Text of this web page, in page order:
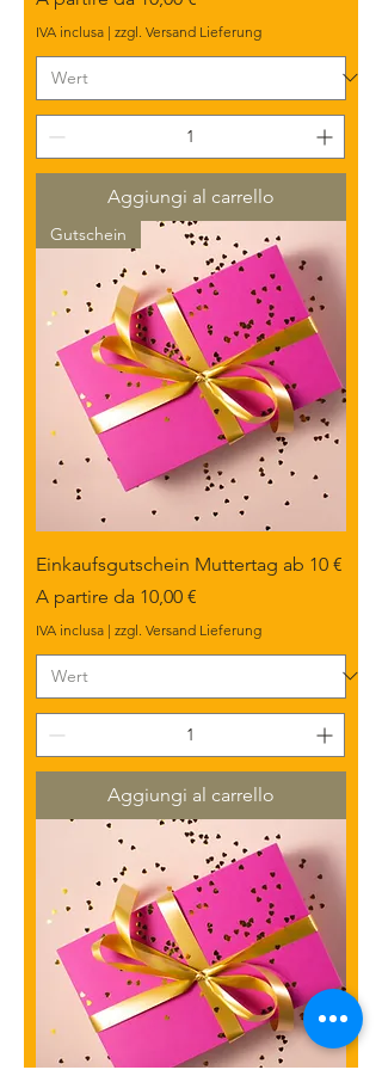
IVA inclusa | zzgl. Versand Lieferung
Aggiungi al carrello
Gutschein
Einkaufsgutschein Muttertag ab 10 €
A partire da 10,00 €
Prezzo scontato
IVA inclusa | zzgl. Versand Lieferung
Aggiungi al carrello